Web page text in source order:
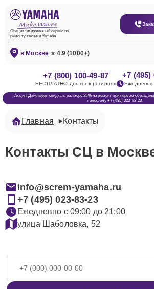
Специализированный сервис по
ремонту техники Yamaha
в Москве ⭐ 4.9 (1000+)
+7 (800) 100-49-87
БЕСПЛАТНО для всех регионов
+7 (495)
Акция! Действует скидка в размере 25% на ремонт при первом
телефону +7 (495) 023-83-23
Главная Контакты
Контакты СЦ в
info@screm-yamaha.ru
+7 (495) 023-83-23
Ежедневно с 09:00 до 21:00
улица Шаболовка, 52